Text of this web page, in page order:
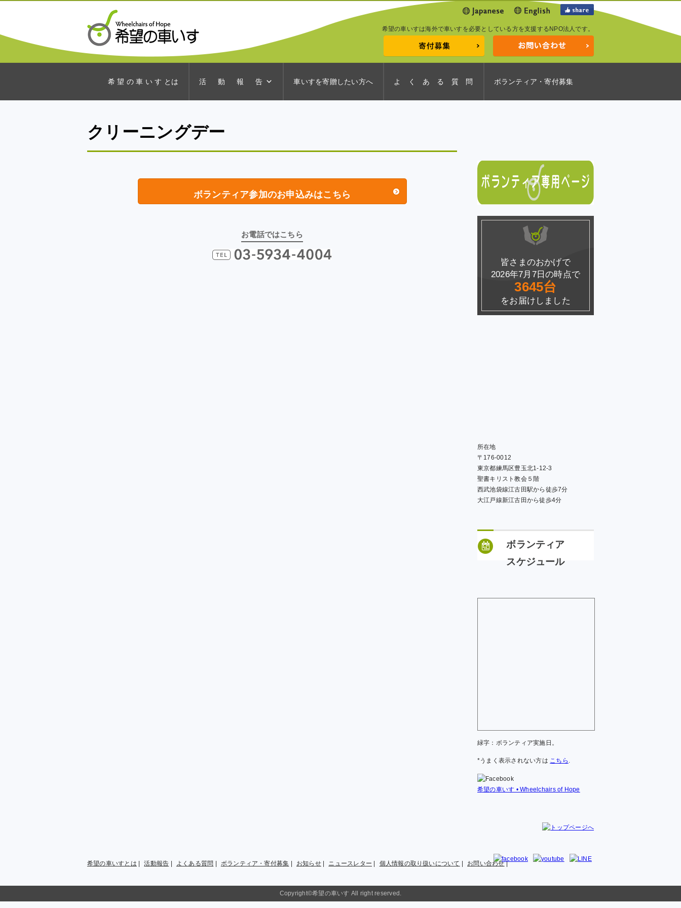
希望の車いすは海外で車いすを必要としている方を支援するNPO法人です。
希 望 の 車 い す とは 活 動 報 告 車いすを寄贈したい方へ よ く あ る 質 問 ボランティア・寄付募集
クリーニングデー
ボランティア参加のお申込みはこちら
お電話ではこちら
皆さまのおかげで
2026年7月7日の時点で
3645台
をお届けしました
所在地
〒176-0012
東京都練馬区豊玉北1-12-3
聖書キリスト教会５階
西武池袋線江古田駅から徒歩7分
大江戸線新江古田から徒歩4分
ボランティア
スケジュール
緑字：ボランティア実施日。
*うまく表示されない方は こちら .
希望の車いす • Wheelchairs of Hope
希望の車いすとは | 活動報告 | よくある質問 | ボランティア・寄付募集 | お知らせ| ニュースレター | 個人情報の取り扱いについて | お問い合わせ|
Copyright©希望の車いす All right reserved.